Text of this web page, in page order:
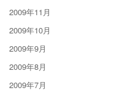
2009年11月
2009年10月
2009年9月
2009年8月
2009年7月